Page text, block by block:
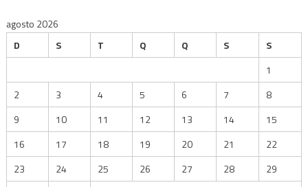
agosto 2026
D
S T Q Q S
S
1
2
3 4 5 6 7
8
9
10 11 12 13 14
15
16
17 18 19 20 21
22
23
24 25 26 27 28
29